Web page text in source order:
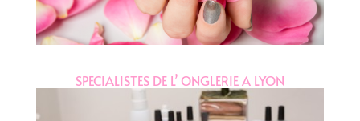
SPECIALISTES DE L’ ONGLERIE A LYON